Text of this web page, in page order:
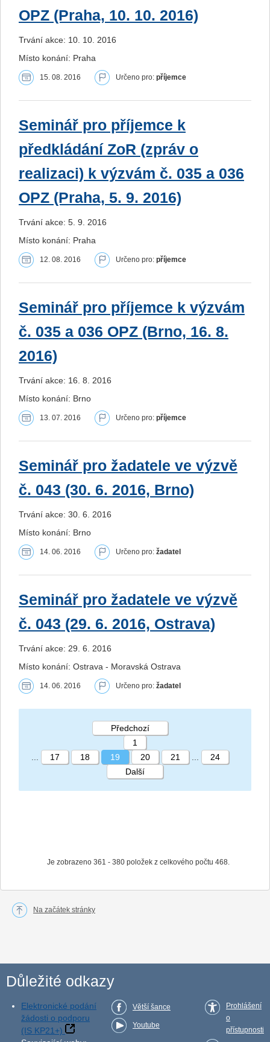
OPZ (Praha, 10. 10. 2016)
Trvání akce: 10. 10. 2016
Místo konání: Praha
15. 08. 2016 Určeno pro: příjemce
Seminář pro příjemce k
předkládání ZoR (zpráv o
realizaci) k výzvám č. 035 a 036
OPZ (Praha, 5. 9. 2016)
Trvání akce: 5. 9. 2016
Místo konání: Praha
12. 08. 2016 Určeno pro: příjemce
Seminář pro příjemce k výzvám
č. 035 a 036 OPZ (Brno, 16. 8.
2016)
Trvání akce: 16. 8. 2016
Místo konání: Brno
13. 07. 2016 Určeno pro: příjemce
Seminář pro žadatele ve výzvě
č. 043 (30. 6. 2016, Brno)
Trvání akce: 30. 6. 2016
Místo konání: Brno
14. 06. 2016 Určeno pro: žadatel
Seminář pro žadatele ve výzvě
č. 043 (29. 6. 2016, Ostrava)
Trvání akce: 29. 6. 2016
Místo konání: Ostrava - Moravská Ostrava
14. 06. 2016 Určeno pro: žadatel
STRÁNKA 19 24
Je zobrazeno 361 - 380 položek z celkového počtu 468.
Předchozí
1
17 18 19 20 21
24
Další
Na začátek stránky
Důležité odkazy
Elektronické podání
žádosti o podporu
(IS KP21+)
Větší šance
Youtube
Prohlášení
o
přístupnosti